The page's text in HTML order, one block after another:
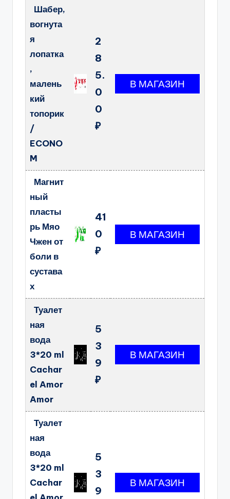
Шабер,
вогнута
я
лопатка
,
малень
кий
топорик
/
ECONO
M
2
8
5.
0
0
₽
Магнит
ный
пласты
рь Мяо
Чжен от
боли в
сустава
х
41
0
₽
Туалет
ная
вода
3*20 ml
Cachar
el Amor
Amor
5
3
9
₽
Туалет
ная
вода
3*20 ml
Cachar
5
3
9